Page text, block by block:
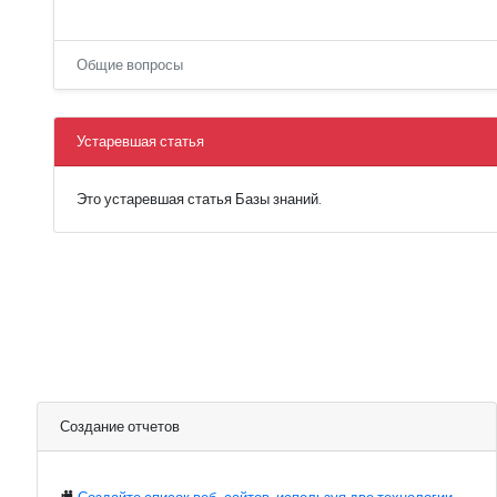
Общие вопросы
Устаревшая статья
Это устаревшая статья Базы знаний.
Создание отчетов